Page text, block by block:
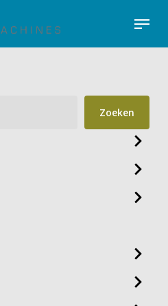
Menu
Zoeken
Close